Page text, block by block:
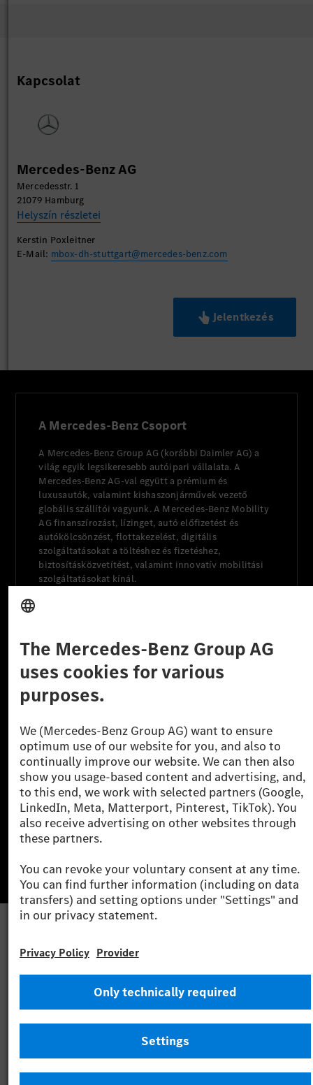
Kapcsolat
Mercedes-Benz AG
Mercedesstr. 1
21079 Hamburg
Helyszín részletei
Kerstin Poxleitner
E-Mail: mbox-dh-stuttgart@mercedes-benz.com
Jelentkezés
A Mercedes-Benz Csoport
A Mercedes-Benz Group AG (korábbi Daimler AG) a
világ egyik legsikeresebb autóipari vállalata. A
Mercedes-Benz AG-val együtt a prémium és
luxusautók, valamint kishaszonjárművek vezető
globális szállítói vagyunk. A Mercedes-Benz Mobility
AG finanszírozást, lízinget, autó előfizetést és
autókölcsönzést, flottakezelést, digitális
szolgáltatásokat a töltéshez és fizetéshez,
biztosításközvetítést, valamint innovatív mobilitási
szolgáltatásokat kínál.
Technikai támogatás Hotline vonal
Helyszínek
Szolgáltató Jogi nyilatkozat
Beállítások
Adatvédelmi nyilatkozat
Harmadik fél licencére vonatkozó értesítés
Felhasználási feltételek
© 2026 Mercedes-Benz Group AG. Minden jog fenntartva.